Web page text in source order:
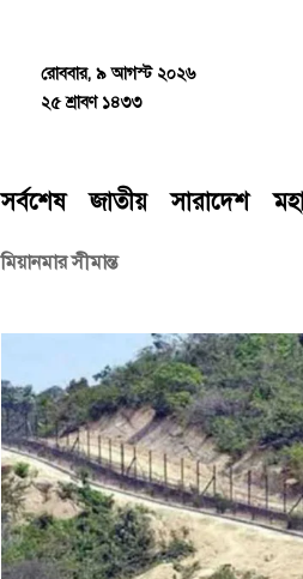
রোববার, ৯ আগস্ট ২০২৬
২৫ শ্রাবণ ১৪৩৩
সর্বশেষ জাতীয় সারাদেশ
মিয়ানমার সীমান্ত